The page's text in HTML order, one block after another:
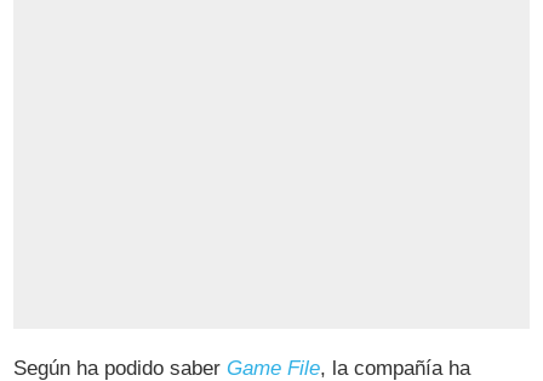
Según ha podido saberGame File, la compañía ha